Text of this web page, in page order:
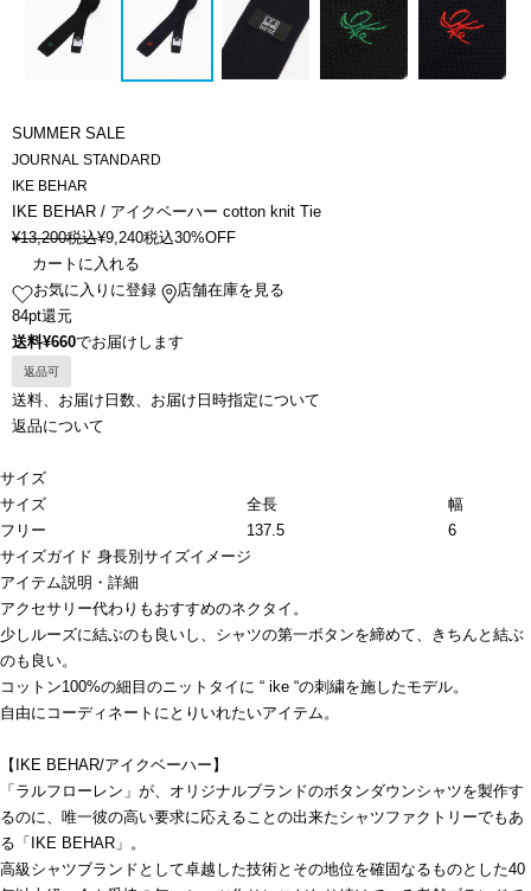
SUMMER SALE
JOURNAL STANDARD
IKE BEHAR
IKE BEHAR / アイクベーハー cotton knit Tie
¥13,200税込¥9,240税込30%OFF
カートに入れる
お気に入りに登録
店舗在庫を見る
84pt還元
送料¥660でお届けします
返品可
送料、お届け日数、お届け日時指定について
返品について
サイズ
サイズ
全長
幅
フリー
137.5
6
サイズガイド 身長別サイズイメージ
アイテム説明・詳細
アクセサリー代わりもおすすめのネクタイ。
少しルーズに結ぶのも良いし、シャツの第一ボタンを締めて、きちんと結ぶ
のも良い。
コットン100%の細目のニットタイに “ ike “の刺繍を施したモデル。
自由にコーディネートにとりいれたいアイテム。
【IKE BEHAR/アイクベーハー】
「ラルフローレン」が、オリジナルブランドのボタンダウンシャツを製作す
るのに、唯一彼の高い要求に応えることの出来たシャツファクトリーでもあ
る「IKE BEHAR」。
高級シャツブランドとして卓越した技術とその地位を確固なるものとした40